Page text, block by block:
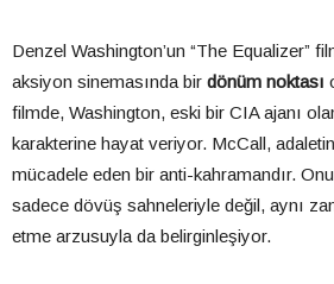
Denzel Washington’un “The Equalizer”
aksiyon sinemasında bir dönüm noktası
filmde, Washington, eski bir CIA ajanı
karakterine hayat veriyor. McCall,
mücadele eden bir anti-kahramandır.
sadece dövüş sahneleriyle değil, aynı
etme arzusuyla da belirginleşiyor.